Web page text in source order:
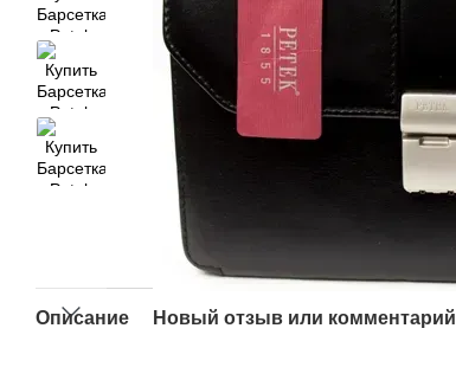
Описание Новый отзыв или комментарий